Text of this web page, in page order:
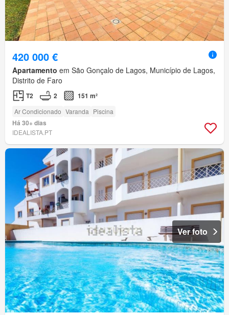
420 000 €
Apartamento em São Gonçalo de Lagos, Município de Lagos,
Distrito de Faro
T2 2 151 m²
Ar Condicionado Varanda Piscina
Há 30+ dias
IDEALISTA.PT
Ver foto